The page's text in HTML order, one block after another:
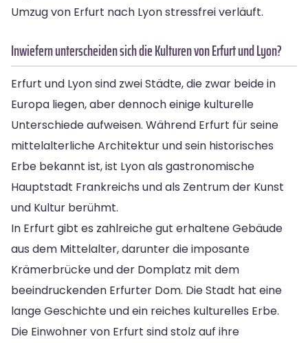
Umzug von Erfurt nach Lyon stressfrei verläuft.
Inwiefern unterscheiden sich die Kulturen von Erfurt und Lyon?
Erfurt und Lyon sind zwei Städte, die zwar beide in
Europa liegen, aber dennoch einige kulturelle
Unterschiede aufweisen. Während Erfurt für seine
mittelalterliche Architektur und sein historisches
Erbe bekannt ist, ist Lyon als gastronomische
Hauptstadt Frankreichs und als Zentrum der Kunst
und Kultur berühmt.
In Erfurt gibt es zahlreiche gut erhaltene Gebäude
aus dem Mittelalter, darunter die imposante
Krämerbrücke und der Domplatz mit dem
beeindruckenden Erfurter Dom. Die Stadt hat eine
lange Geschichte und ein reiches kulturelles Erbe.
Die Einwohner von Erfurt sind stolz auf ihre